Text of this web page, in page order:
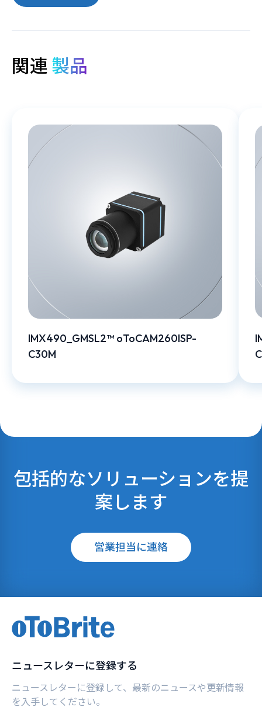
関連 製品
IMX490_GMSL2™ oToCAM260ISP-
C30M
包括的なソリューションを提
案します
営業担当に連絡
ニュースレターに登録する
ニュースレターに登録して、最新のニュースや更新情報
を入手してください。